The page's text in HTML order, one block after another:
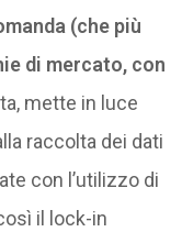
(che più
di mercato, con
mette in luce
raccolta dei dati
con l’utilizzo di
il lock-in